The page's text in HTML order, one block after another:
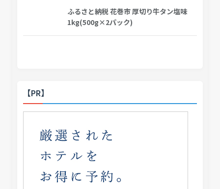
ふるさと納税 花巻市 厚切り牛タン塩味
1kg(500g×2パック)
【PR】